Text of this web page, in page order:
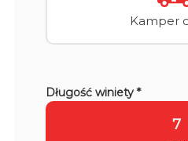
Kamper
Długość winiety *
7